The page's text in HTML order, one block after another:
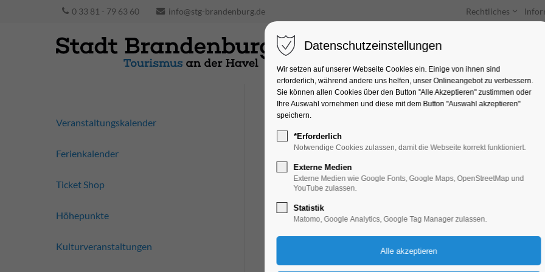
0 33 81 - 79 63 60 info@stg-brandenburg.de Rechtliches
Unterkünfte Entdecken & Erleben
„Finde den
Bildung, Vortrag, Ferienkalender, Kinder,
03.08.2026, 10:00–17:00
Veranstaltungskalender
Ferienkalender
Ticket Shop
Höhepunkte
Kulturveranstaltungen
Datenschutzeinstellungen
Wir setzen auf unserer Webseite Cookies ein. Einige von ihnen sind
erforderlich, während andere uns helfen, unser Onlineangebot zu verbessern.
Sie können allen Cookies über den Button "Alle Akzeptieren" zustimmen oder
Ihre Auswahl vornehmen und diese mit dem Button "Auswahl akzeptieren"
speichern.
*Erforderlich
Notwendige Cookies zulassen, damit die Webseite korrekt funktioniert.
Externe Medien
Externe Medien wie Google Fonts, Google Maps, OpenStreetMap und
YouTube zulassen.
Statistik
Matomo, Google Analytics, Google Tag Manager zulassen.